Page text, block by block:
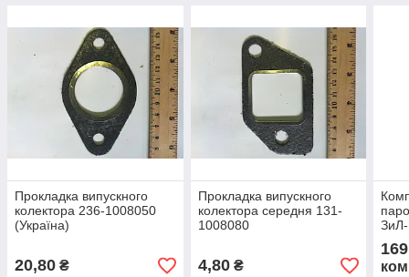
Прокладка випускного
колектора 236-1008050
(Україна)
20,80 ₴
Прокладка випускного
колектора середня 131-
1008080
4,80₴
ЗиЛ-